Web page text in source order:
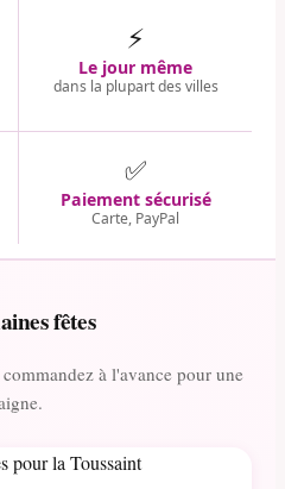
⚡
Le jour même
dans la plupart des villes
✅
Paiement sécurisé
Carte, PayPal
fêtes
à l'avance pour une